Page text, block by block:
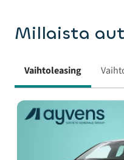
Millaista
Vaihtoleasing